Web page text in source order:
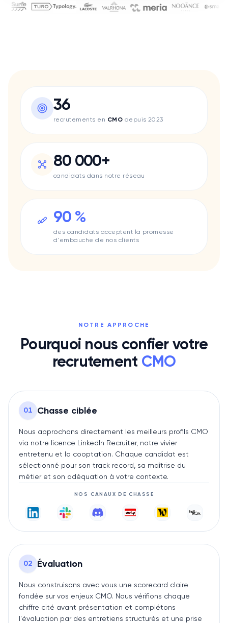
Data Impact
Lacoste
Le Permis Libre
36
recrutements en CMO depuis 2023
80 000+
candidats dans notre réseau
90 %
des candidats acceptent la promesse
d'embauche de nos clients
NOTRE APPROCHE
Pourquoi nous confier votre
recrutement CMO
01 Chasse ciblée
Nous approchons directement les meilleurs profils CMO
via notre licence LinkedIn Recruiter, notre vivier
entretenu et la cooptation. Chaque candidat est
sélectionné pour son track record, sa maîtrise du
métier et son adéquation à votre contexte.
NOS CANAUX DE CHASSE
02 Évaluation
Nous construisons avec vous une scorecard claire
fondée sur vos enjeux CMO. Nous vérifions chaque
chiffre cité avant présentation et complétons
l'évaluation par des entretiens structurés et une prise